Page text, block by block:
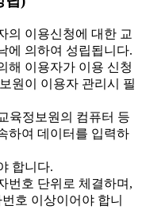
의 이용신청에 대한 교
에 의하여 성립됩니다.
해 이용자가 이용 신청
원이 이용자 관리시 필
육정보원의 컴퓨터 등
하여 데이터를 입력하
합니다.
번호 단위로 체결하며,
호 이상이어야 합니